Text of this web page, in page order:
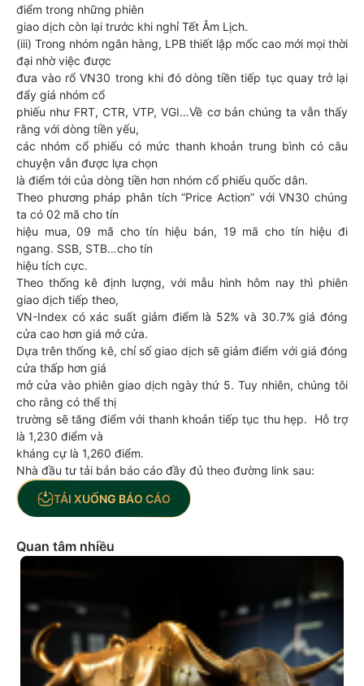
điểm trong những phiên
giao dịch còn lại trước khi nghỉ Tết Âm Lịch.
(iii) Trong nhóm ngân hàng, LPB thiết lập mốc cao mới mọi thời
đại nhờ việc được
đưa vào rổ VN30 trong khi đó dòng tiền tiếp tục quay trở lại
đẩy giá nhóm cổ
phiếu như FRT, CTR, VTP, VGI…Về cơ bản chúng ta vẫn thấy
rằng với dòng tiền yếu,
các nhóm cổ phiếu có mức thanh khoản trung bình có câu
chuyện vẫn được lựa chọn
là điểm tới của dòng tiền hơn nhóm cổ phiếu quốc dân.
Theo phương pháp phân tích “Price Action” với VN30 chúng
ta có 02 mã cho tín
hiệu mua, 09 mã cho tín hiệu bán, 19 mã cho tín hiệu đi
ngang. SSB, STB…cho tín
hiệu tích cực.
Theo thống kê định lượng, với mẫu hình hôm nay thì phiên
giao dịch tiếp theo,
VN-Index có xác suất giảm điểm là 52% và 30.7% giá đóng
cửa cao hơn giá mở cửa.
Dựa trên thống kê, chỉ số giao dịch sẽ giảm điểm với giá đóng
cửa thấp hơn giá
mở cửa vào phiên giao dịch ngày thứ 5. Tuy nhiên, chúng tôi
cho rằng có thể thị
trường sẽ tăng điểm với thanh khoản tiếp tục thu hẹp. Hỗ trợ
là 1,230 điểm và
kháng cự là 1,260 điểm.
Nhà đầu tư tải bản báo cáo đầy đủ theo đường link sau:
TẢI XUỐNG BÁO CÁO
Quan tâm nhiều